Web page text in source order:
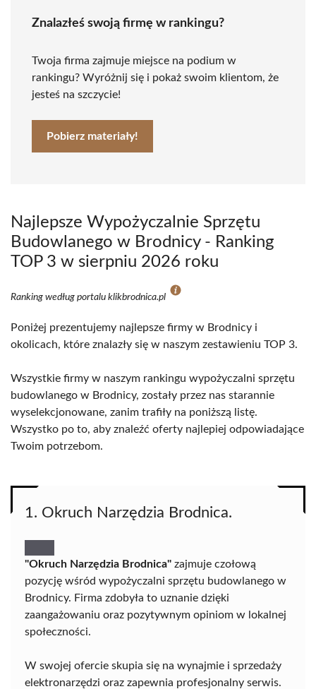
Znalazłeś swoją firmę w rankingu?
Twoja firma zajmuje miejsce na podium w
rankingu? Wyróżnij się i pokaż swoim klientom, że
jesteś na szczycie!
Pobierz materiały!
Najlepsze Wypożyczalnie Sprzętu
Budowlanego w Brodnicy - Ranking
TOP 3 w sierpniu 2026 roku
Ranking według portalu klikbrodnica.pl
Poniżej prezentujemy najlepsze firmy w Brodnicy i
okolicach, które znalazły się w naszym zestawieniu TOP 3.
Wszystkie firmy w naszym rankingu wypożyczalni sprzętu
budowlanego w Brodnicy, zostały przez nas starannie
wyselekcjonowane, zanim trafiły na poniższą listę.
Wszystko po to, aby znaleźć oferty najlepiej odpowiadające
Twoim potrzebom.
1. Okruch Narzędzia Brodnica.
"Okruch Narzędzia Brodnica" zajmuje czołową
pozycję wśród wypożyczalni sprzętu budowlanego w
Brodnicy. Firma zdobyła to uznanie dzięki
zaangażowaniu oraz pozytywnym opiniom w lokalnej
społeczności.
W swojej ofercie skupia się na wynajmie i sprzedaży
elektronarzędzi oraz zapewnia profesjonalny serwis.